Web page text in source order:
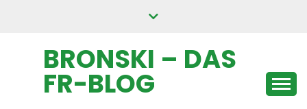
BRONSKI – DAS
FR-BLOG